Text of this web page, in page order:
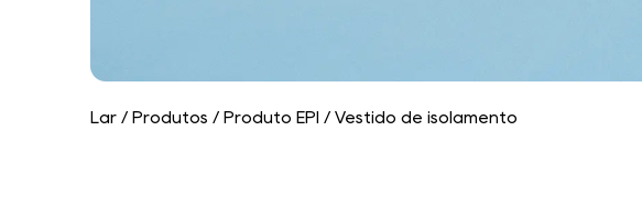
Lar / Produtos / Produto EPI /Vestido de isolamento